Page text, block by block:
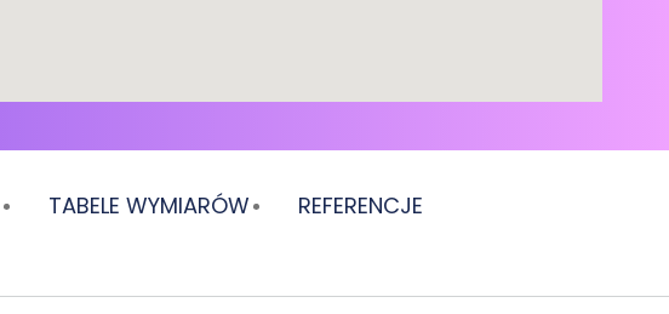
TABELE WYMIARÓW
REFERENCJE